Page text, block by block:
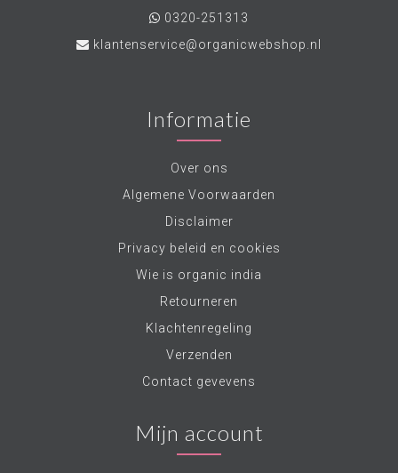
0320-251313
klantenservice@organicwebshop.nl
Informatie
Over ons
Algemene Voorwaarden
Disclaimer
Privacy beleid en cookies
Wie is organic india
Retourneren
Klachtenregeling
Verzenden
Contact gevevens
Mijn account